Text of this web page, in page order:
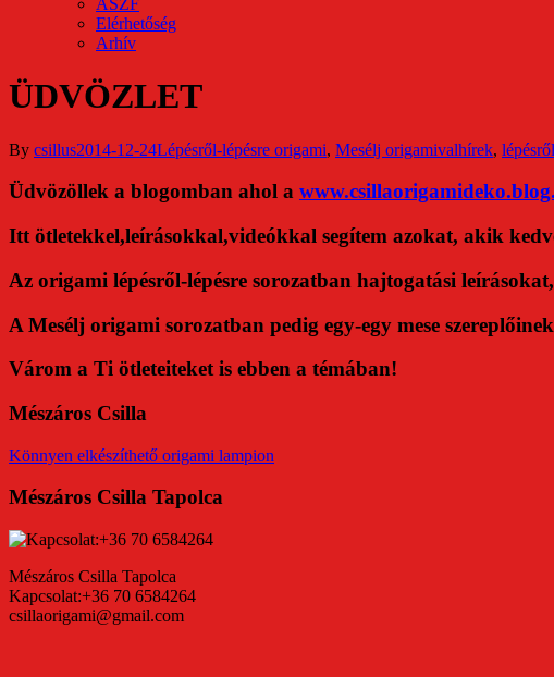
Elérhetőség
Arhív
ÜDVÖZLET
By csillus2014-12-24Lépésről-lépésre origami, Mesélj origamivalhírek,
Üdvözöllek a blogomban ahol a
Itt ötletekkel,leírásokkal,videókkal segítem azokat, akik
Az origami lépésről-lépésre sorozatban hajtogatási
A Mesélj origami sorozatban pedig egy-egy mese
Várom a Ti ötleteiteket is ebben a témában!
Mészáros Csilla
Könnyen elkészíthető origami lampion
Mészáros Csilla Tapolca
Mészáros Csilla Tapolca
Kapcsolat:+36 70 6584264
csillaorigami@gmail.com